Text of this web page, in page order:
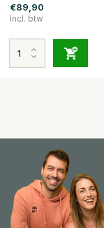
€89,90
Incl. btw